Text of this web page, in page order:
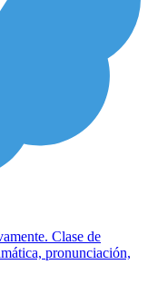
Clase de
pronunciación,